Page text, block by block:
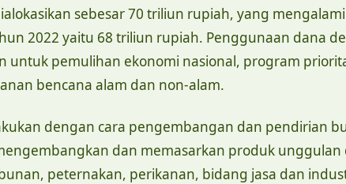
sebesar 70 triliun rupiah, yang mengalami
2022 yaitu 68 triliun rupiah. Penggunaan dana
untuk pemulihan ekonomi nasional, program
bencana alam dan non-alam.
dengan cara pengembangan dan pendirian
dan memasarkan produk unggulan
peternakan, perikanan, bidang jasa dan